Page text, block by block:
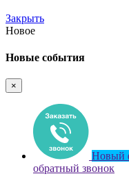
Закрыть
Новое
Новые события
×
Новый
обратный звонок